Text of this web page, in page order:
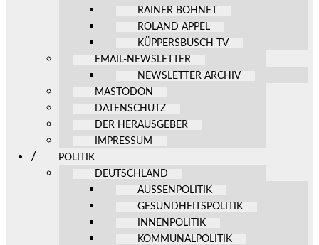
RAINER BOHNET
ROLAND APPEL
KÜPPERSBUSCH TV
EMAIL-NEWSLETTER
NEWSLETTER ARCHIV
MASTODON
DATENSCHUTZ
DER HERAUSGEBER
IMPRESSUM
POLITIK
DEUTSCHLAND
AUSSENPOLITIK
GESUNDHEITSPOLITIK
INNENPOLITIK
KOMMUNALPOLITIK